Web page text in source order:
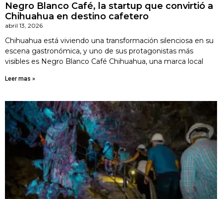
Negro Blanco Café, la startup que convirtió a
Chihuahua en destino cafetero
abril 13, 2026
Chihuahua está viviendo una transformación silenciosa en su
escena gastronómica, y uno de sus protagonistas más
visibles es Negro Blanco Café Chihuahua, una marca local
Leer mas »